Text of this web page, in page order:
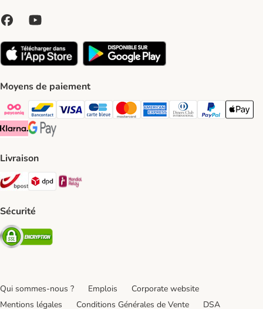
Moyens de paiement
Payconiq Payment Method
bancontact Payment Method
Visa Payment Method
carte bleue Payment Method
Master card Payment Method
American express Payment
Diners club Payment
Paypal Payment
Apple
Klarna Payment Method
Google Pay Payment Method
Livraison
Bpost Shipping Method
DPD Shipping Method
Sécurité
Security
Qui sommes-nous ? Emplois
Corporate website
Mentions légales
Conditions Générales de Vente DSA